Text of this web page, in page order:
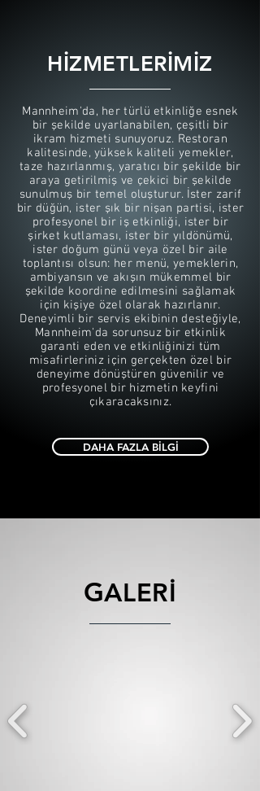
HİZMETLERİMİZ
Mannheim'da, her türlü etkinliğe esnek
bir şekilde uyarlanabilen, çeşitli bir
ikram hizmeti sunuyoruz. Restoran
kalitesinde, yüksek kaliteli yemekler,
taze hazırlanmış, yaratıcı bir şekilde bir
araya getirilmiş ve çekici bir şekilde
sunulmuş bir temel oluşturur. İster zarif
bir düğün, ister şık bir nişan partisi, ister
profesyonel bir iş etkinliği, ister bir
şirket kutlaması, ister bir yıldönümü,
ister doğum günü veya özel bir aile
toplantısı olsun: her menü, yemeklerin,
ambiyansın ve akışın mükemmel bir
şekilde koordine edilmesini sağlamak
için kişiye özel olarak hazırlanır.
Deneyimli bir servis ekibinin desteğiyle,
Mannheim'da sorunsuz bir etkinlik
garanti eden ve etkinliğinizi tüm
misafirleriniz için gerçekten özel bir
deneyime dönüştüren güvenilir ve
profesyonel bir hizmetin keyfini
çıkaracaksınız.
DAHA FAZLA BİLGİ
GALERİ